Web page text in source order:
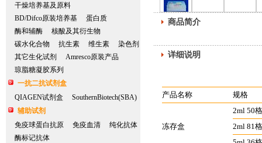
干燥培养基及原料
BD/Difco原装培养基
蛋白质
酶和辅酶
核酸及其衍生物
碳水化合物
抗生素 维生素
染色剂
其它生化试剂
Amresco原装产品
琼脂糖凝胶系列
一抗二抗试剂盒
QIAGEN试剂盒
SouthernBiotech(SBA)
辅助试剂
免疫球蛋白抗原
免疫血清
纯化抗体
酶标记抗体
商品简介
详细说明
产品名称 规格
冻存盒
2ml 50格
2ml 81